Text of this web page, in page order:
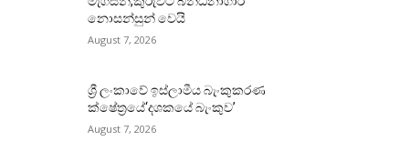
නොසන්සුන් වෙයි
August 7, 2026
ශ්‍රී ලංකාවේ ඉස්ලාමීය බැංකුකරණ
ක්ෂේත්‍රයේ‘දශකයේ බැංකුව’
August 7, 2026